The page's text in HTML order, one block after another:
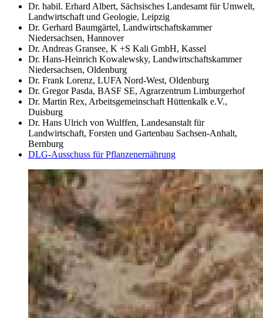
Dr. habil. Erhard Albert, Sächsisches Landesamt für Umwelt,
Landwirtschaft und Geologie, Leipzig
Dr. Gerhard Baumgärtel, Landwirtschaftskammer
Niedersachsen, Hannover
Dr. Andreas Gransee, K +S Kali GmbH, Kassel
Dr. Hans-Heinrich Kowalewsky, Landwirtschaftskammer
Niedersachsen, Oldenburg
Dr. Frank Lorenz, LUFA Nord-West, Oldenburg
Dr. Gregor Pasda, BASF SE, Agrarzentrum Limburgerhof
Dr. Martin Rex, Arbeitsgemeinschaft Hüttenkalk e.V.,
Duisburg
Dr. Hans Ulrich von Wulffen, Landesanstalt für
Landwirtschaft, Forsten und Gartenbau Sachsen-Anhalt,
Bernburg
DLG-Ausschuss für Pflanzenernährung